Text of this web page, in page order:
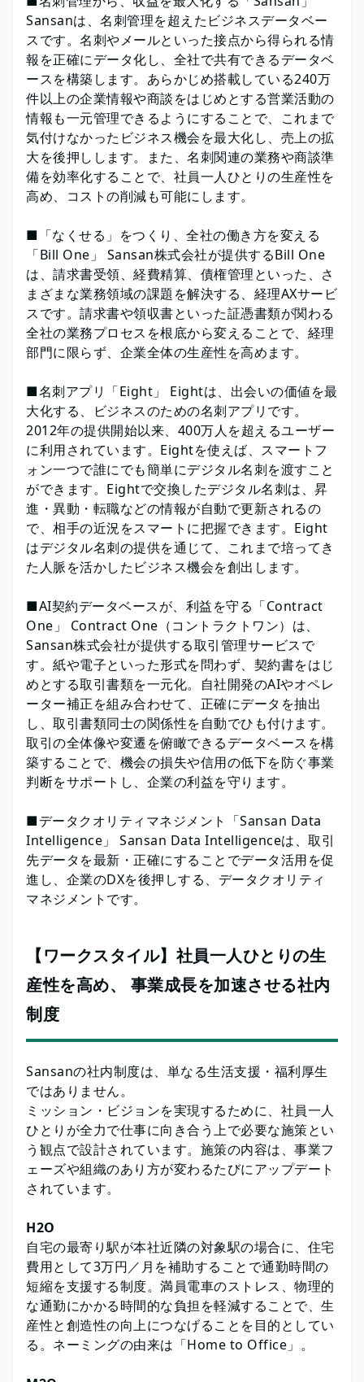
Sansanは、名刺管理を超えたビジネスデータベー
スです。名刺やメールといった接点から得られる情
報を正確にデータ化し、全社で共有できるデータベ
ースを構築します。あらかじめ搭載している240万
件以上の企業情報や商談をはじめとする営業活動の
情報も一元管理できるようにすることで、これまで
気付けなかったビジネス機会を最大化し、売上の拡
大を後押しします。また、名刺関連の業務や商談準
備を効率化することで、社員一人ひとりの生産性を
高め、コストの削減も可能にします。
■「なくせる」をつくり、全社の働き方を変える
「Bill One」 Sansan株式会社が提供するBill One
は、請求書受領、経費精算、債権管理といった、さ
まざまな業務領域の課題を解決する、経理AXサービ
スです。請求書や領収書といった証憑書類が関わる
全社の業務プロセスを根底から変えることで、経理
部門に限らず、企業全体の生産性を高めます。
■名刺アプリ「Eight」 Eightは、出会いの価値を最
大化する、ビジネスのための名刺アプリです。
2012年の提供開始以来、400万人を超えるユーザー
に利用されています。Eightを使えば、スマートフ
ォン一つで誰にでも簡単にデジタル名刺を渡すこと
ができます。Eightで交換したデジタル名刺は、昇
進・異動・転職などの情報が自動で更新されるの
で、相手の近況をスマートに把握できます。Eight
はデジタル名刺の提供を通じて、これまで培ってき
た人脈を活かしたビジネス機会を創出します。
■AI契約データベースが、利益を守る「Contract
One」 Contract One（コントラクトワン）は、
Sansan株式会社が提供する取引管理サービスで
す。紙や電子といった形式を問わず、契約書をはじ
めとする取引書類を一元化。自社開発のAIやオペレ
ーター補正を組み合わせて、正確にデータを抽出
し、取引書類同士の関係性を自動でひも付けます。
取引の全体像や変遷を俯瞰できるデータベースを構
築することで、機会の損失や信用の低下を防ぐ事業
判断をサポートし、企業の利益を守ります。
■データクオリティマネジメント「Sansan Data
Intelligence」 Sansan Data Intelligenceは、取引
先データを最新・正確にすることでデータ活用を促
進し、企業のDXを後押しする、データクオリティ
マネジメントです。
【ワークスタイル】社員一人ひとりの生
産性を高め、 事業成長を加速させる社内
制度
Sansanの社内制度は、単なる生活支援・福利厚生
ではありません。
ミッション・ビジョンを実現するために、社員⼀⼈
ひとりが全⼒で仕事に向き合う上で必要な施策とい
う観点で設計されています。施策の内容は、事業フ
ェーズや組織のあり⽅が変わるたびにアップデート
されています。
H2O
自宅の最寄り駅が本社近隣の対象駅の場合に、住宅
費用として3万円／月を補助することで通勤時間の
短縮を支援する制度。満員電車のストレス、物理的
な通勤にかかる時間的な負担を軽減することで、生
産性と創造性の向上につなげることを目的としてい
る。ネーミングの由来は「Home to Office」。